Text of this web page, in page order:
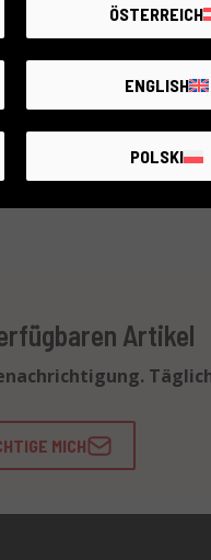
Artikel
MICH
ÖSTERREICH
ENGLISH
POLSKI